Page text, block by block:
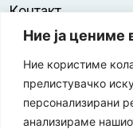
Ние ја цениме
Ние користиме
прелистувачко
персонализирани
анализираме
Контакт
Правила на